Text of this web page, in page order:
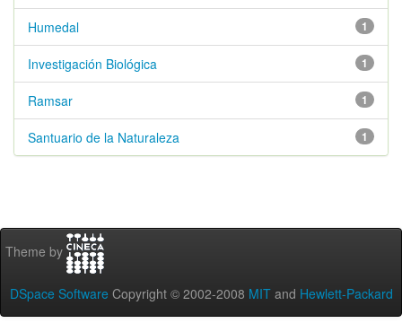
1
Humedal
1
Investigación Biológica
1
Ramsar
1
Santuario de la Naturaleza
Theme by
DSpace Software Copyright © 2002-2008 MIT and Hewlett-Packard